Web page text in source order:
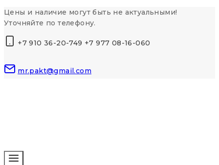
Перейти
к
Цены и наличие могут быть не актуальными!
Уточняйте по телефону.
+7 910 36-20-749 +7 977 08-16-060
mr.pakt@gmail.com